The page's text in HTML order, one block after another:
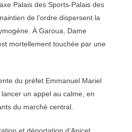
Palais des Sports-Palais des
de l’ordre dispersent la
À Garoua, Dame
mortellement touchée par une
du préfet Emmanuel Mariel
un appel au calme, en
du marché central.